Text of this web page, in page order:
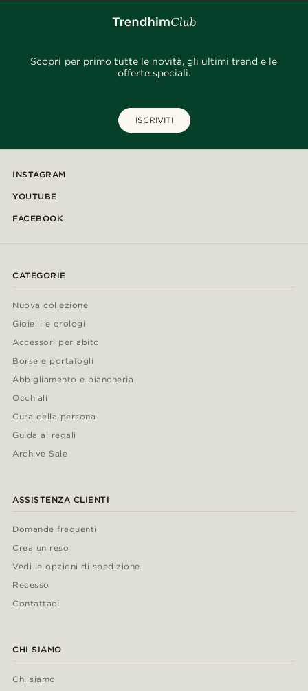
Scopri per primo tutte le novità, gli ultimi trend e le
offerte speciali.
ISCRIVITI
INSTAGRAM
YOUTUBE
FACEBOOK
CATEGORIE
Nuova collezione
Gioielli e orologi
Accessori per abito
Borse e portafogli
Abbigliamento e biancheria
Occhiali
Cura della persona
Guida ai regali
Archive Sale
ASSISTENZA CLIENTI
Domande frequenti
Crea un reso
Vedi le opzioni di spedizione
Recesso
Contattaci
CHI SIAMO
Chi siamo